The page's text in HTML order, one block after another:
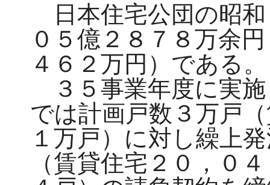
日本住宅公団の昭和
０５億２８７８万余
４６２万円）である。
３５事業年度に実
では計画戸数３万戸
１万戸）に対し繰上
（賃貸住宅２０，０